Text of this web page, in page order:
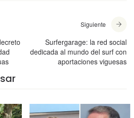
Siguiente
Surfergarage: la red social
dedicada al mundo del surf con
aportaciones viguesas